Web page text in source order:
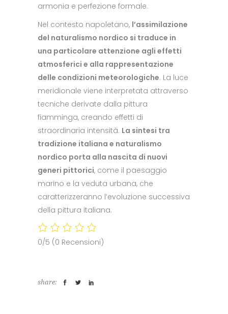
armonia e perfezione formale.
Nel contesto napoletano, l’assimilazione
del naturalismo nordico si traduce in
una particolare attenzione agli effetti
atmosferici e alla rappresentazione
delle condizioni meteorologiche. La luce
meridionale viene interpretata attraverso
tecniche derivate dalla pittura
fiamminga, creando effetti di
straordinaria intensità. La sintesi tra
tradizione italiana e naturalismo
nordico porta alla nascita di nuovi
generi pittorici, come il paesaggio
marino e la veduta urbana, che
caratterizzeranno l’evoluzione successiva
della pittura italiana.
0/5 (0 Recensioni)
share: